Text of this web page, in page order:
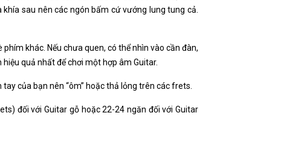
sau nên các ngón bấm cứ vướng lung tung cả.
khác. Nếu chưa quen, có thể nhìn vào cần đàn,
quả nhất để chơi một hợp âm Guitar.
của bạn nên “ôm” hoặc thả lỏng trên các frets.
đối với Guitar gỗ hoặc 22-24 ngăn đối với Guitar